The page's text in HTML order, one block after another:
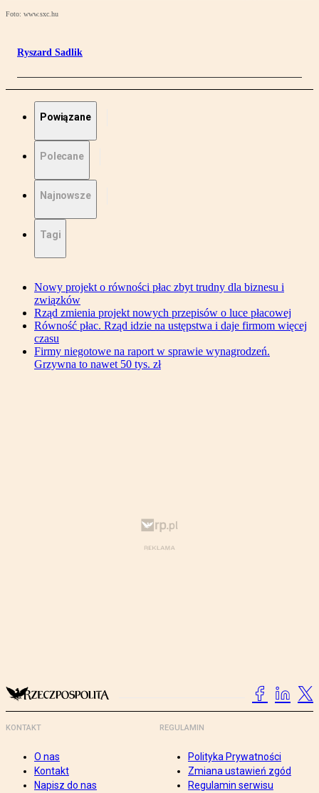
Foto: www.sxc.hu
Ryszard Sadlik
Powiązane
Polecane
Najnowsze
Tagi
Nowy projekt o równości płac zbyt trudny dla biznesu i
związków
Rząd zmienia projekt nowych przepisów o luce płacowej
Równość płac. Rząd idzie na ustępstwa i daje firmom więcej
czasu
Firmy niegotowe na raport w sprawie wynagrodzeń.
Grzywna to nawet 50 tys. zł
KONTAKT
O nas
Kontakt
Napisz do nas
REGULAMIN
Polityka Prywatności
Zmiana ustawień zgód
Regulamin serwisu